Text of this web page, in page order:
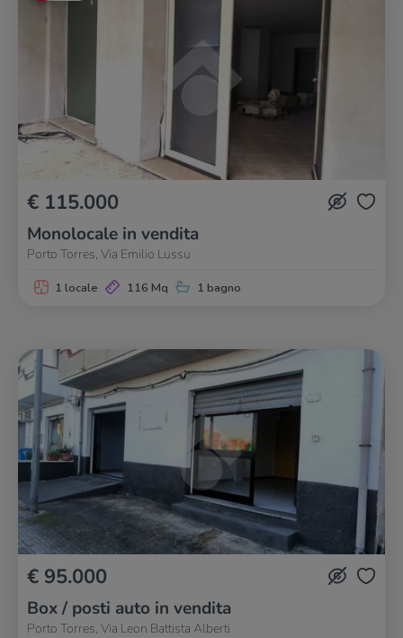
€ 115.000
Monolocale in vendita
Porto Torres, Via Emilio Lussu
1 locale 116 Mq 1 bagno
€ 95.000
Box / posti auto in vendita
Porto Torres, Via Leon Battista Alberti